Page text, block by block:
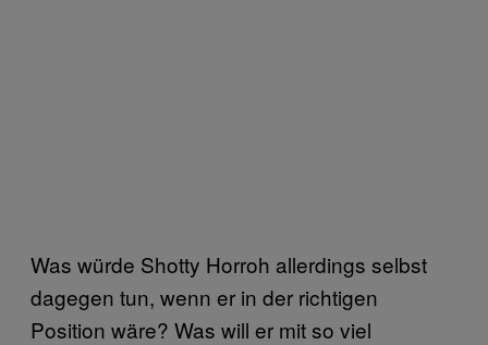
Was würde Shotty Horroh allerdings selbst
dagegen tun, wenn er in der richtigen
Position wäre? Was will er mit so viel